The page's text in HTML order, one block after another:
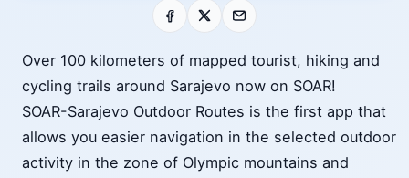
Facebook E-mail
Over 100 kilometers of mapped tourist, hiking and
cycling trails around Sarajevo now on SOAR!
SOAR-Sarajevo Outdoor Routes is the first app that
allows you easier navigation in the selected outdoor
activity in the zone of Olympic mountains and